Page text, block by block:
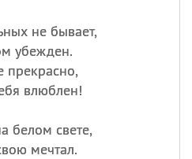
не бывает,
убежден.
прекрасно,
влюблен!
белом свете,
мечтал.